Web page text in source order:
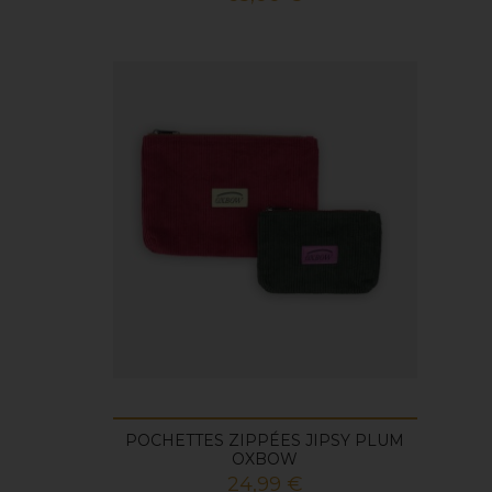
POCHETTES ZIPPÉES JIPSY PLUM
OXBOW
Prix
24,99 €